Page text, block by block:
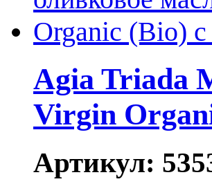
Agia Triada
Virgin
Артикул: